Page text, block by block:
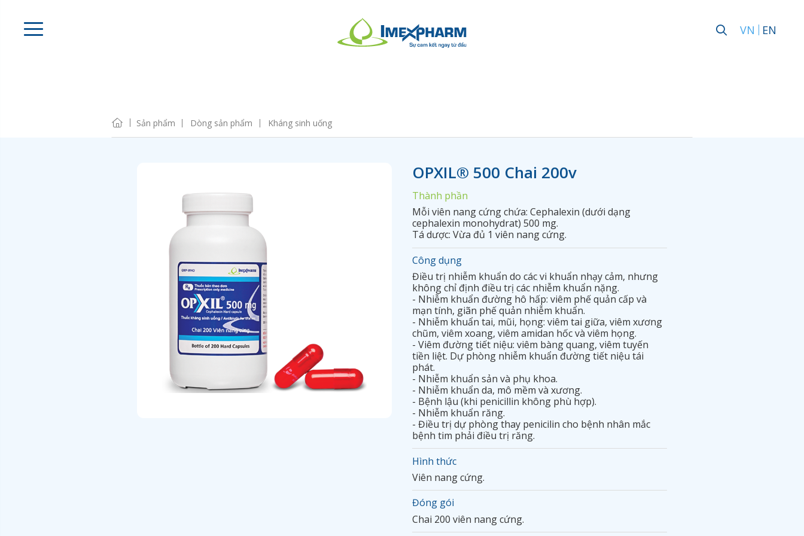
VN EN
Sản phẩm Dòng sản phẩm Kháng sinh uống
OPXIL® 500 Chai 200v
Thành phần
Mỗi viên nang cứng chứa: Cephalexin (dưới dạng
cephalexin monohydrat) 500 mg.
Tá dược: Vừa đủ 1 viên nang cứng.
Công dụng
Điều trị nhiễm khuẩn do các vi khuẩn nhạy cảm, nhưng
không chỉ định điều trị các nhiễm khuẩn nặng.
- Nhiễm khuẩn đường hô hấp: viêm phế quản cấp và
mạn tính, giãn phế quản nhiễm khuẩn.
- Nhiễm khuẩn tai, mũi, họng: viêm tai giữa, viêm xương
chũm, viêm xoang, viêm amidan hốc và viêm họng.
- Viêm đường tiết niệu: viêm bàng quang, viêm tuyến
tiền liệt. Dự phòng nhiễm khuẩn đường tiết niệu tái
phát.
- Nhiễm khuẩn sản và phụ khoa.
- Nhiễm khuẩn da, mô mềm và xương.
- Bệnh lậu (khi penicillin không phù hợp).
- Nhiễm khuẩn răng.
- Điều trị dự phòng thay penicilin cho bệnh nhân mắc
bệnh tim phải điều trị răng.
Hình thức
Viên nang cứng.
Đóng gói
Chai 200 viên nang cứng.